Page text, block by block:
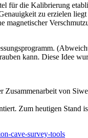
für die Kalibrierung
zu erzielen
kann. Diese Idee
von
Zum heutigen Stand
cave-survey-tools